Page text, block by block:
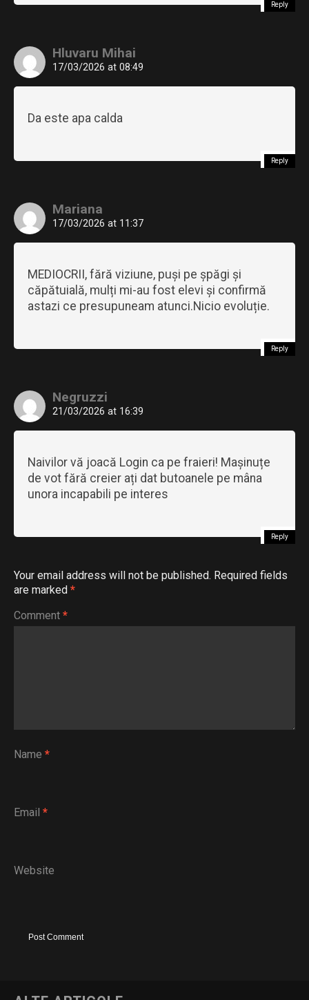
Reply
Hluvaru Mihai
17/03/2026 at 08:49
Da este apa calda
Reply
Mariana
17/03/2026 at 11:37
MEDIOCRII, fără viziune, puși pe șpăgi și
căpătuială, mulți mi-au fost elevi și confirmă
astazi ce presupuneam atunci.Nicio evoluție.
Reply
Negruzzi
21/03/2026 at 16:39
Naivilor vă joacă Login ca pe fraieri! Mașinuțe
de vot fără creier ați dat butoanele pe mâna
unora incapabili pe interes
Reply
Your email address will not be published. Required fields
are marked *
Comment *
Name *
Email *
Website